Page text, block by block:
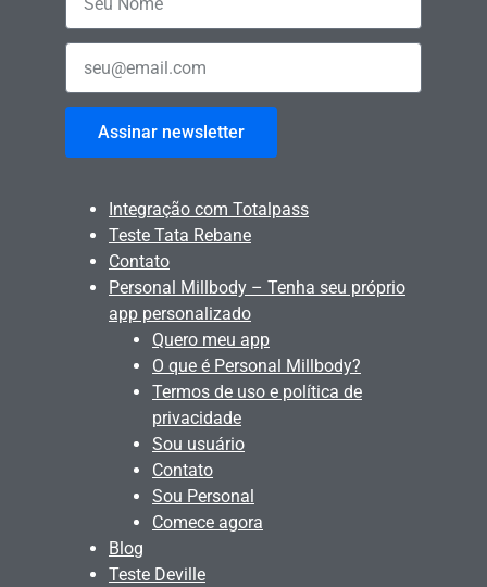
Assinar newsletter
Integração com Totalpass
Teste Tata Rebane
Contato
Personal Millbody – Tenha seu próprio
app personalizado
Quero meu app
O que é Personal Millbody?
Termos de uso e política de
privacidade
Sou usuário
Contato
Sou Personal
Comece agora
Blog
Teste Deville